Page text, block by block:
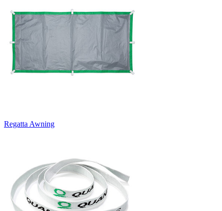
Regatta Awning